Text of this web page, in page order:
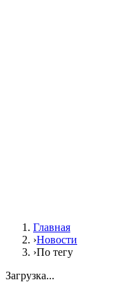
Главная
›Новости
›По тегу
Загрузка...